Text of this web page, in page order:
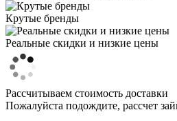
Крутые бренды
Реальные скидки и низкие цены
Рассчитываем стоимость доставки
Пожалуйста подождите, рассчет